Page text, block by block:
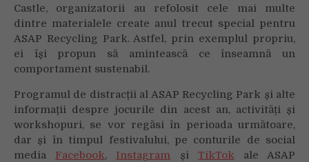
Castle, organizatorii au refolosit cele mai multe
dintre materialele create anul trecut special pentru
ASAP Recycling Park. Astfel, prin exemplul propriu,
ei își propun să amintească ce înseamnă un
comportament sustenabil.
Programul de distracții al ASAP Recycling Park și alte
informații despre jocurile din acest an, activități și
workshopuri, se vor regăsi în perioada următoare,
dar și în timpul festivalului, pe conturile de social
media
Facebook, Instagram și TikTok ale ASAP